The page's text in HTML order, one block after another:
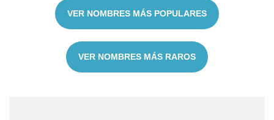
VER NOMBRES MÁS POPULARES
VER NOMBRES MÁS RAROS